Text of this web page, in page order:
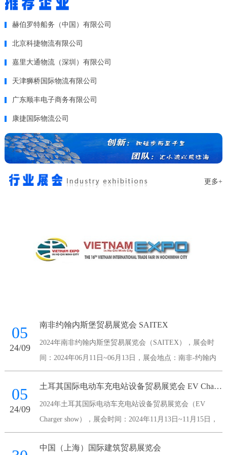
赫伯罗特船务（中国）有限公司
北京科捷物流有限公司
嘉里大通物流（深圳）有限公司
天津狮桥国际物流有限公司
广东顺丰电子商务有限公司
康捷国际物流公司
更多+
05
24/09
南非约翰内斯堡贸易展览会 SAITEX
2024年南非约翰内斯堡贸易展览会（SAITEX），展会时
间：2024年06月11日~06月13日，展会地点：南非-约翰内
斯堡-Maude Street Sandown 2196 South Africa-南非桑顿会议
中心，主办方：南非国家展览
05
24/09
土耳其国际电动车充电站设备贸易展览会 EV Charger show
2024年土耳其国际电动车充电站设备贸易展览会（EV
Charger show），展会时间：2024年11月13日~11月15日，
展会地点：土耳其-伊斯坦布尔-伊斯坦布尔展览中心，主办
方：Voli Fuar Hizmetleri A.S.
中国（上海）国际建筑贸易展览会